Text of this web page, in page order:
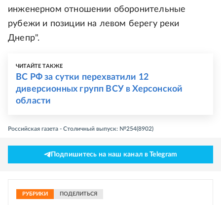
инженерном отношении оборонительные
рубежи и позиции на левом берегу реки
Днепр".
ЧИТАЙТЕ ТАКЖЕ
ВС РФ за сутки перехватили 12
диверсионных групп ВСУ в Херсонской
области
Российская газета - Столичный выпуск: №254(8902)
Подпишитесь на наш канал в Telegram
РУБРИКИ ПОДЕЛИТЬСЯ